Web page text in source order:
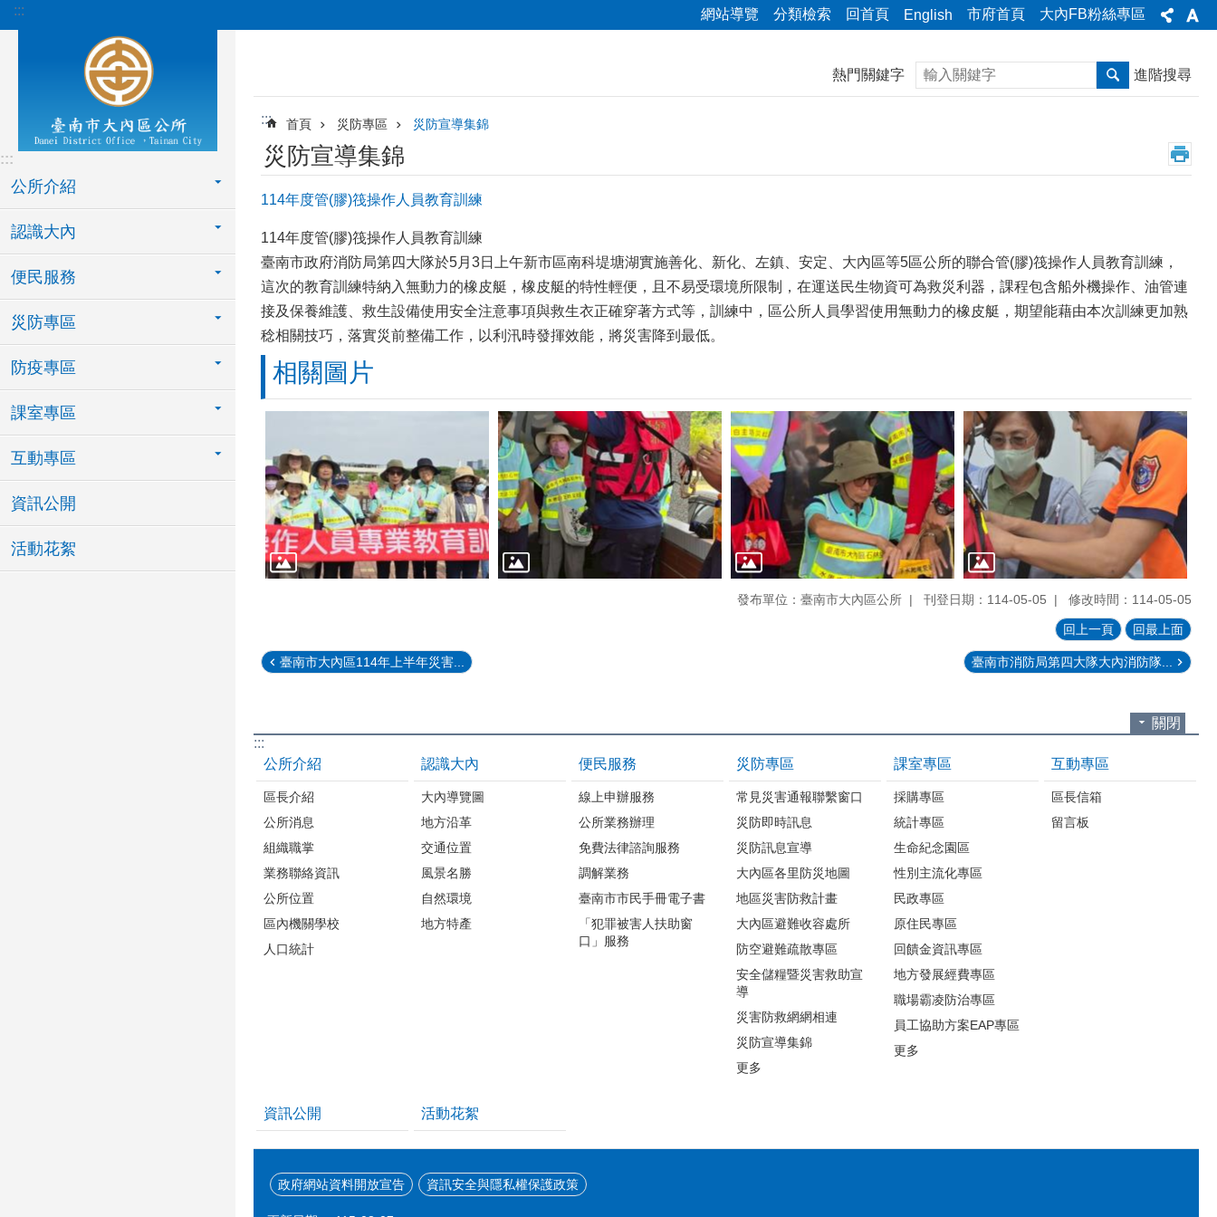
跳到主要內容區塊
::: 網站導覽 分類檢索 回首頁 English 市府首頁 大內FB粉絲專區
:::
公所介紹
認識大內
便民服務
災防專區
防疫專區
課室專區
互動專區
資訊公開
活動花絮
熱門關鍵字 搜尋 進階搜尋
::: 首頁 災防專區 災防宣導集錦
災防宣導集錦
114年度管(膠)筏操作人員教育訓練
114年度管(膠)筏操作人員教育訓練
臺南市政府消防局第四大隊於5月3日上午新市區南科堤塘湖實施善化、新化、左鎮、安定、大內區等5區公所的聯合管(膠)筏操作人員教育訓練，
這次的教育訓練特納入無動力的橡皮艇，橡皮艇的特性輕便，且不易受環境所限制，在運送民生物資可為救災利器，課程包含船外機操作、油管連
接及保養維護、救生設備使用安全注意事項與救生衣正確穿著方式等，訓練中，區公所人員學習使用無動力的橡皮艇，期望能藉由本次訓練更加熟
稔相關技巧，落實災前整備工作，以利汛時發揮效能，將災害降到最低。
相關圖片
發布單位：臺南市大內區公所 刊登日期：114-05-05 修改時間：114-05-05
回上一頁 回最上面
臺南市大內區114年上半年災害... 臺南市消防局第四大隊大內消防隊...
關閉
:::
公所介紹
區長介紹
公所消息
組織職掌
業務聯絡資訊
公所位置
區內機關學校
人口統計
認識大內
大內導覽圖
地方沿革
交通位置
風景名勝
自然環境
地方特產
便民服務
線上申辦服務
公所業務辦理
免費法律諮詢服務
調解業務
臺南市市民手冊電子書
「犯罪被害人扶助窗
口」服務
災防專區
常見災害通報聯繫窗口
災防即時訊息
災防訊息宣導
大內區各里防災地圖
地區災害防救計畫
大內區避難收容處所
防空避難疏散專區
安全儲糧暨災害救助宣
導
災害防救網網相連
災防宣導集錦
更多
課室專區
採購專區
統計專區
生命紀念園區
性別主流化專區
民政專區
原住民專區
回饋金資訊專區
地方發展經費專區
職場霸凌防治專區
員工協助方案EAP專區
更多
互動專區
區長信箱
留言板
資訊公開 活動花絮
政府網站資料開放宣告 資訊安全與隱私權保護政策